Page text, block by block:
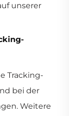
unserer
Tracking-
bei der
Weitere